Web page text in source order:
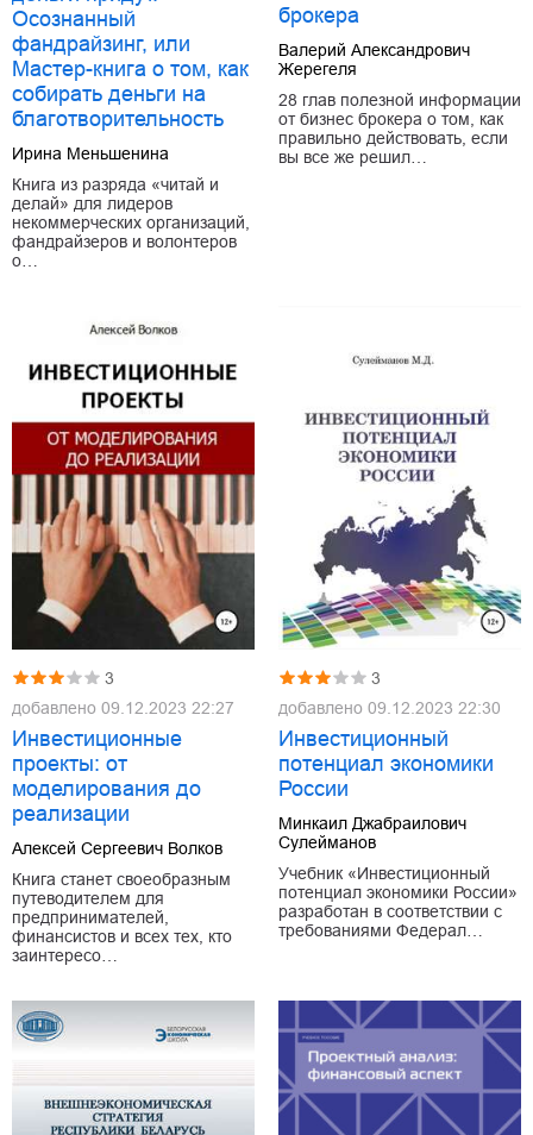
Осознанный
фандрайзинг, или
Мастер-книга о том, как
собирать деньги на
благотворительность
Ирина Меньшенина
Книга из разряда «читай и
делай» для лидеров
некоммерческих организаций,
фандрайзеров и волонтеров
о…
брокера
Валерий Александрович
Жерегеля
28 глав полезной информации
от бизнес брокера о том, как
правильно действовать, если
вы все же решил…
3
добавлено 09.12.2023 22:27
Инвестиционные
проекты: от
моделирования до
реализации
Алексей Сергеевич Волков
Книга станет своеобразным
путеводителем для
предпринимателей,
финансистов и всех тех, кто
заинтересо…
3
добавлено 09.12.2023 22:30
Инвестиционный
потенциал экономики
России
Минкаил Джабраилович
Сулейманов
Учебник «Инвестиционный
потенциал экономики России»
разработан в соответствии с
требованиями Федерал…